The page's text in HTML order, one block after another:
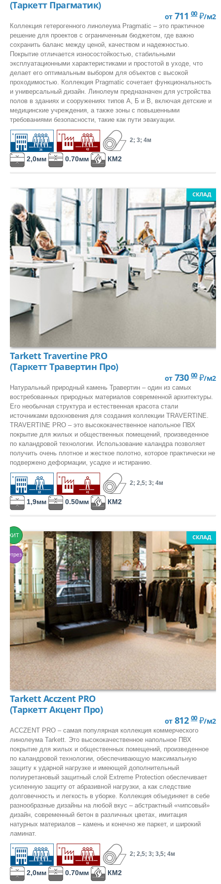
Класса пожарной опасности КМ2
Линолеум на войлочной ТеплоЗвукоИзоляционной основе
СОПУСТВУЮЩИЕ ТОВАРЫ:
Шнур для сварки
КВАРЦ-ВИНИЛ
ПО ТИПУ:
LVT Клеевая кварцвиниловая плитка
Токопроводящая плитка
ЛАМИНАТ
32 класс
33 класс
34 класс
ЧАСТО ИЩУТ:
С фаской
Толщиной 12мм
Класса пожарной опасности КМ3
КОВРОЛИН
ПО ТИПУ:
Бытовой
Коммерческий
Ковровая плитка
Флокированное покрытие (Флотекс)
Выставочный
ЧАСТО ИЩУТ:
Ковролин класса КМ2
Ковролин класса КМ3 или лучше
Ковровая плитка класса КМ2
Ковровая плитка класса КМ3 и лучше
ПО ТИПУ ВОРСА:
Петлевой, иглопробивной
Петлевой одноуровневый
Петлевой разноуровневый
Комбинированный (катлуп)
Разрезной (Велюр)
Разрезной (Саксони)
Но с другой стороны имеющий принципиальные отличия от
Меньшая толщина (обычно 2,0мм)и высокая плотность,
благодаря чему снижается проминаемость под действием
каблуков, тяжелых столов, стеллажей или ножек кресел
Толстый защитный, рабочий (обычно 0,7мм) слой
обеспечивающий длительный срок эксплуатации и высокую
износоустойчивость.
Более гладкая поверхность , укрепленная последними
технологиями полиуретанового усиления, облегчающая
уборку и длительное сохранение привлекательного внешнего
вида
Более нейтральные дизайны, подходящие под
общественные помещения, и не вызывающие явного
отторжения.
Добавление в ВПХ специальных присадок снижающих
горючесть линолеума(до Г1 – слабогорючий, с
продолжительность самостоятельного горения 0 минут,
и т.д.). Это необходимые
требования для общественных
ПЛЮСЫ И МИНУСЫ гетерогенного линолеума:
Низкая стоимость высококачественного напольного
покрытия;
Наивысший класс истираемости «Т»;
Долгое сохранение хорошего внешнего вида;
Не требует нанесения защитных мастик в процессе
эксплуатации;
Большой выбор ширин рулона: 2,0 – 2,5 – 3,0 – 3,5 – 4,0м;
Широкий выбор дизайнов и расцветок;
Практически не ремонтно-пригоден;
Не допускает шлифовку и увеличение срока эксплуатации.
(Таркетт Прагматик)
от 711 00 ₽/м2
Коллекция гетерогенного линолеума Pragmatic – это практичное
решение для проектов с ограниченным бюджетом, где важно
сохранить баланс между ценой, качеством и надежностью.
Покрытие отличается износостойкостью, стабильными
эксплуатационными характеристиками и простотой в уходе, что
делает его оптимальным выбором для объектов с высокой
проходимостью. Коллекция Pragmatic сочетает функциональность
и универсальный дизайн. Линолеум предназначен для устройства
полов в зданиях и сооружениях типов А, Б и В, включая детские и
медицинские учреждения, а также зоны с повышенными
требованиями безопасности, такие как пути эвакуации.
2; 3; 4м
2,0мм 0.70мм КМ2
СКЛАД
Tarkett Travertine PRO
(Таркетт Травертин Про)
от 730 00 ₽/м2
Натуральный природный камень Травертин – один из самых
востребованных природных материалов современной архитектуры.
Его необычная структура и естественная красота стали
источниками вдохновения для создания коллекции TRAVERTINE.
TRAVERTINE PRO – это высококачественное напольное ПВХ
покрытие для жилых и общественных помещений, произведенное
по каландровой технологии. Использование каландра позволяет
получить очень плотное и жесткое полотно, которое практически не
подвержено деформации, усадке и истиранию.
2; 2,5; 3; 4м
1,9мм 0.50мм КМ2
ХИТ
Отрез
СКЛАД
Tarkett Acczent PRO
(Таркетт Акцент Про)
от 812 00 ₽/м2
ACCZENT PRO – самая популярная коллекция коммерческого
линолеума Tarkett. Это высококачественное напольное ПВХ
покрытие для жилых и общественных помещений, произведенное
по каландровой технологии, обеспечивающую максимальную
защиту к ударной нагрузке и имеющей дополнительный
полиуретановый защитный слой Extreme Protection обеспечивает
усиленную защиту от абразивной нагрузки, а как следствие
долговечность и легкость в уборке. Коллекция объединяет в себе
разнообразные дизайны на любой вкус – абстрактный «чипсовый»
дизайн, современный бетон в различных цветах, имитация
натурных материалов – камень и конечно же паркет, и широкий
ламинат.
2; 2,5; 3; 3,5; 4м
2,0мм 0.70мм КМ2